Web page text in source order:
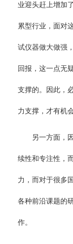
业迎头赶上增加
累型行业，面对
试仪器做大做强
回报，这一点无
支撑的。因此，
力支撑，才有机
另一方面，因
续性和专注性，
力，而对于很多
各种前沿课题的
作。